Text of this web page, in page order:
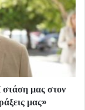
μας στον
μας»